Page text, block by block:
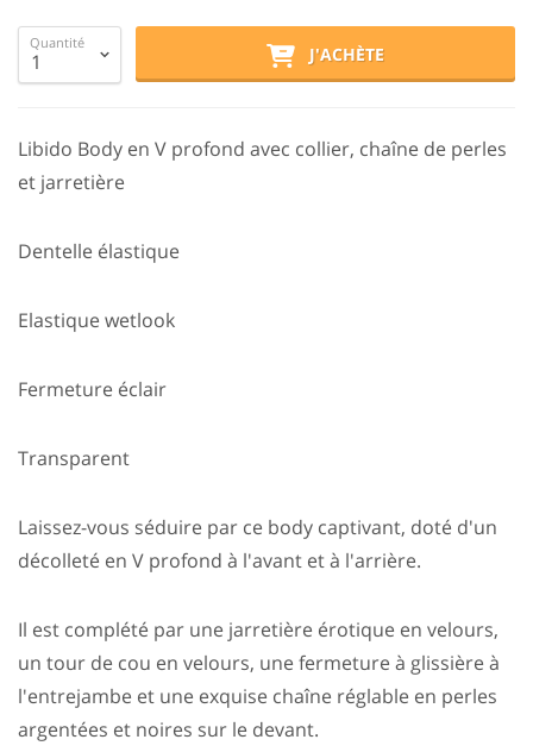
Quantité
J'ACHÈTE
Libido Body en V profond avec collier, chaîne de perles
et jarretière
Dentelle élastique
Elastique wetlook
Fermeture éclair
Transparent
Laissez-vous séduire par ce body captivant, doté d'un
décolleté en V profond à l'avant et à l'arrière.
Il est complété par une jarretière érotique en velours,
un tour de cou en velours, une fermeture à glissière à
l'entrejambe et une exquise chaîne réglable en perles
argentées et noires sur le devant.